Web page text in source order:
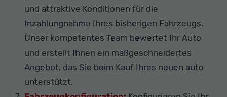
und attraktive Konditionen für die
Inzahlungnahme Ihres bisherigen Fahrzeugs.
Unser kompetentes Team bewertet Ihr Auto
und erstellt Ihnen ein maßgeschneidertes
Angebot, das Sie beim Kauf Ihres neuen auto
unterstützt.